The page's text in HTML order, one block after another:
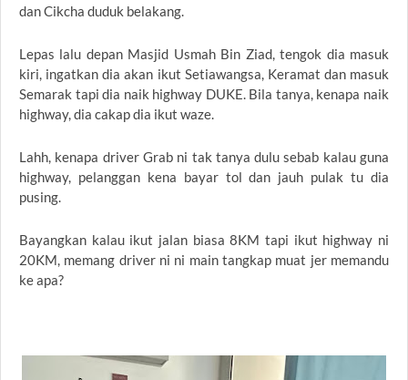
dan Cikcha duduk belakang.
Lepas lalu depan Masjid Usmah Bin Ziad, tengok dia masuk
kiri, ingatkan dia akan ikut Setiawangsa, Keramat dan masuk
Semarak tapi dia naik highway DUKE. Bila tanya, kenapa naik
highway, dia cakap dia ikut waze.
Lahh, kenapa driver Grab ni tak tanya dulu sebab kalau guna
highway, pelanggan kena bayar tol dan jauh pulak tu dia
pusing.
Bayangkan kalau ikut jalan biasa 8KM tapi ikut highway ni
20KM, memang driver ni ni main tangkap muat jer memandu
ke apa?